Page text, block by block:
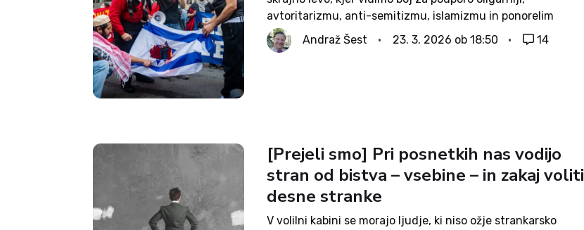
avtoritarizmu, anti-semitizmu, islamizmu in ponorelim
diktatorjem. Nekdanji ameriški predsednik Clinton bi bil
danes razumljen kot skrajni desničar, podobno bi lahko trdili
Andraž Šest 23. 3. 2026 ob 18:50 14
[Prejeli smo] Pri posnetkih nas vodijo
stran od bistva – vsebine – in zakaj voliti
desne stranke
V volilni kabini se morajo ljudje, ki niso ožje strankarsko